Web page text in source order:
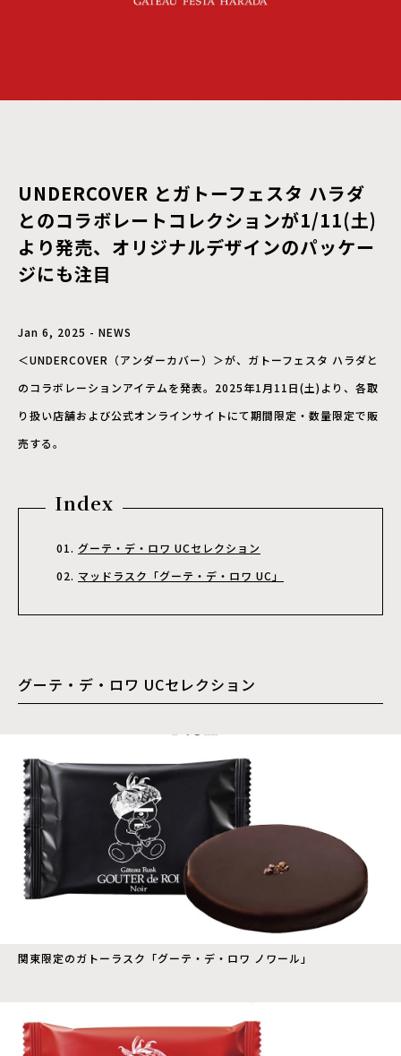
UNDERCOVER とガトーフェスタ ハラダ
とのコラボレートコレクションが1/11(土)
より発売、オリジナルデザインのパッケー
ジにも注目
Jan 6, 2025 - NEWS
＜UNDERCOVER（アンダーカバー）＞が、ガトーフェスタ ハラダと
のコラボレーションアイテムを発表。2025年1月11日(土)より、各取
り扱い店舗および公式オンラインサイトにて期間限定・数量限定で販
売する。
Index
グーテ・デ・ロワ UCセレクション
マッドラスク「グーテ・デ・ロワ UC」
グーテ・デ・ロワ UCセレクション
関東限定のガトーラスク「グーテ・デ・ロワ ノワール」